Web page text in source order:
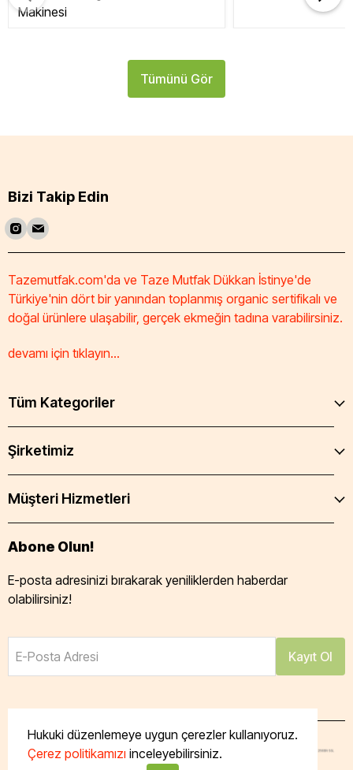
Hukuki düzenlemeye uygun çerezler kullanıyoruz.
Çerez politikamızı inceleyebilirsiniz.
Makinesi
Tümünü Gör
Bizi Takip Edin
Tazemutfak.com'da ve Taze Mutfak Dükkan İstinye'de
Türkiye'nin dört bir yanından toplanmış organic sertifikalı ve
doğal ürünlere ulaşabilir, gerçek ekmeğin tadına varabilirsiniz.
devamı için tıklayın...
Tüm Kategoriler
Şirketimiz
Müşteri Hizmetleri
Abone Olun!
E-posta adresinizi bırakarak yeniliklerden haberdar
olabilirsiniz!
E-Posta Adresi Kayıt Ol